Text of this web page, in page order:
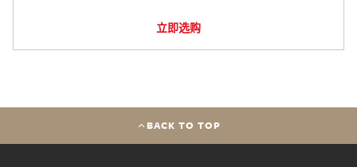
立即选购
BACK TO TOP